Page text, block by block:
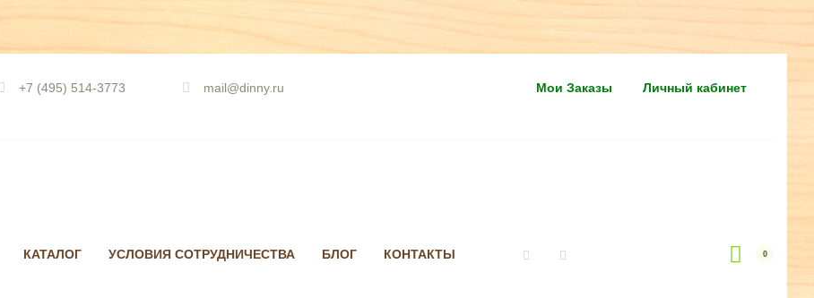
to
+7 (495) 514-3773 mail@dinny.ru Мои Заказы Личный кабинет
КАТАЛОГ УСЛОВИЯ СОТРУДНИЧЕСТВА БЛОГ КОНТАКТЫ 0